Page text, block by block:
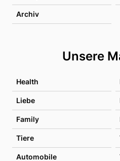
Archiv
Unsere
Health
Liebe
Family
Tiere
Automobile